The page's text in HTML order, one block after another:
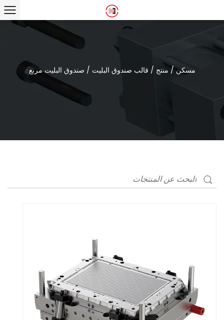
مسكن / منتج / قالب صندوق البليت / صندوق البليت مربع